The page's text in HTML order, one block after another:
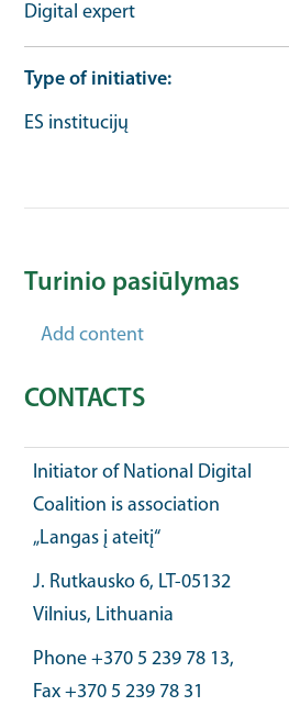
Digital expert
Type of initiative
ES institucijų
Turinio pasiūlymas
Add content
CONTACTS
Initiator of National Digital
Coalition is association
„Langas į ateitį“
J. Rutkausko 6, LT-05132
Vilnius, Lithuania
Phone +370 5 239 78 13,
Fax +370 5 239 78 31